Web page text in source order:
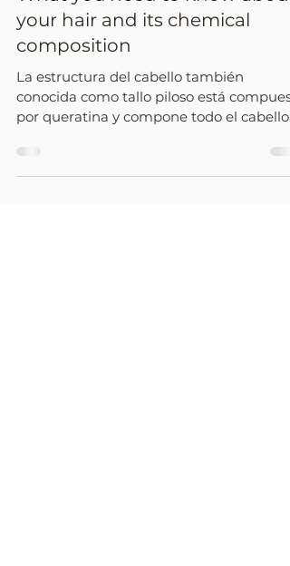
Jun 11, 2021
What you need to know about
your hair and its chemical
composition
La estructura del cabello también
conocida como tallo piloso está